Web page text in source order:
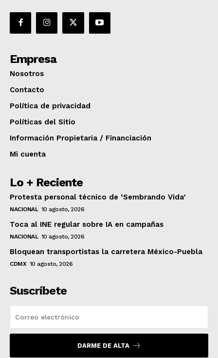
Empresa
Nosotros
Contacto
Política de privacidad
Políticas del Sitio
Información Propietaria / Financiación
Mi cuenta
Lo + Reciente
Protesta personal técnico de ‘Sembrando Vida’
NACIONAL 10 agosto, 2026
Toca al INE regular sobre IA en campañas
NACIONAL 10 agosto, 2026
Bloquean transportistas la carretera México-Puebla
CDMX 10 agosto, 2026
Suscríbete
DARME DE ALTA